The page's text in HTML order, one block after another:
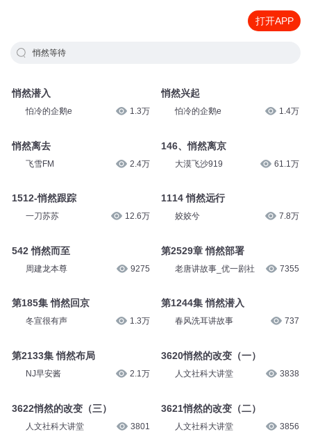
打开APP
悄然等待
悄然潜入
怕冷的企鹅e 1.3万
悄然离去
飞雪FM 2.4万
1512-悄然跟踪
一刀苏苏 12.6万
542 悄然而至
周建龙本尊 9275
第185集 悄然回京
冬宣很有声 1.3万
第2133集 悄然布局
NJ早安酱 2.1万
3622悄然的改变（三）
人文社科大讲堂 3801
悄然兴起
怕冷的企鹅e 1.4万
146、悄然离京
大漠飞沙919 61.1万
1114 悄然远行
姣姣兮 7.8万
第2529章 悄然部署
老唐讲故事_优一剧社 7355
第1244集 悄然潜入
春风洗耳讲故事 737
3620悄然的改变（一）
人文社科大讲堂 3838
3621悄然的改变（二）
人文社科大讲堂 3856